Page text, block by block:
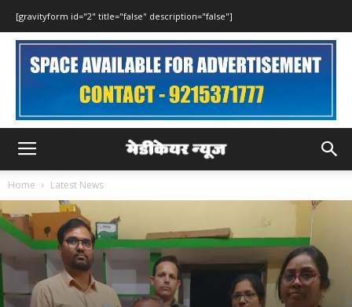
[gravityform id="2" title="false" description="false"]
Home Latest News